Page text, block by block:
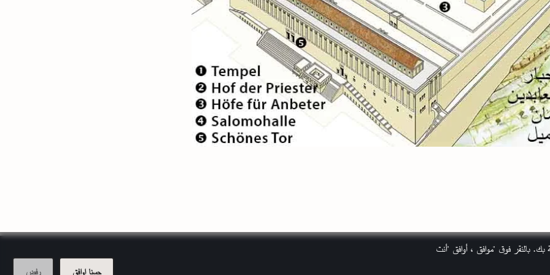
بالنقر فوق "موافق ، أوافق "أنت
رفض حسنا اوافق